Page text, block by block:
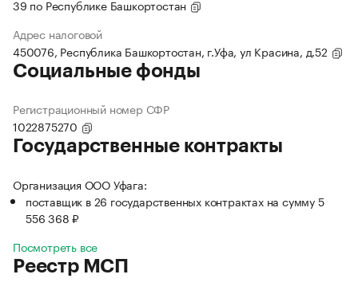
39 по Республике Башкортостан
Адрес налоговой
450076, Республика Башкортостан, г.Уфа, ул Красина, д.52
Социальные фонды
Регистрационный номер СФР
1022875270
Государственные контракты
Организация ООО Уфага:
поставщик в 26 государственных контрактах на сумму 5
556 368 ₽
Посмотреть все
Реестр МСП